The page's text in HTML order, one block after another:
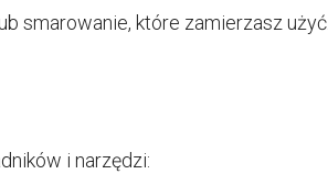
smarowanie, które zamierzasz użyć.
i narzędzi: